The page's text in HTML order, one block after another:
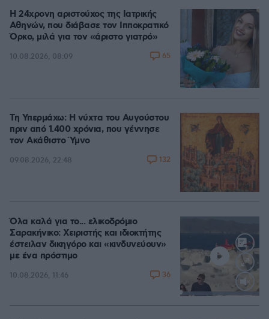
Η 24χρονη αριστούχος της Ιατρικής
Αθηνών, που διάβασε τον Ιπποκρατικό
Όρκο, μιλά για τον «άριστο γιατρό»
10.08.2026, 08:09 65
Τη Υπερμάχω: Η νύχτα του Αυγούστου
πριν από 1.400 χρόνια, που γέννησε
τον Ακάθιστο Ύμνο
09.08.2026, 22:48 132
Loaded
Όλα καλά για το... ελικοδρόμιο
Σαρακήνικο: Χειριστής και ιδιοκτήτης
έστειλαν δικηγόρο και «κινδυνεύουν»
με ένα πρόστιμο
10.08.2026, 11:46 36